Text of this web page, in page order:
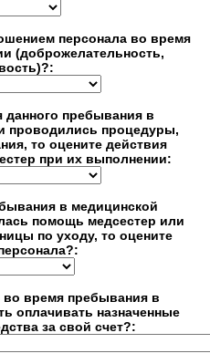
персонала во время
(доброжелательность,
пребывания в
проводились процедуры,
то оцените действия
при их выполнении:
в медицинской
помощь медсестер или
по уходу, то оцените
во время пребывания в
оплачивать назначенные
за свой счет?: